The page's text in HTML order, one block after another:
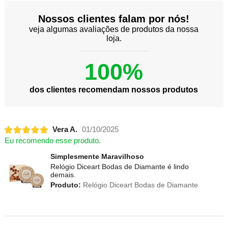
Nossos clientes falam por nós!
veja algumas avaliações de produtos da nossa
loja.
100%
dos clientes recomendam nossos produtos
Vera A. 01/10/2025
Eu recomendo esse produto.
Simplesmente Maravilhoso
Relógio Diceart Bodas de Diamante é lindo
demais.
Produto: Relógio Diceart Bodas de Diamante